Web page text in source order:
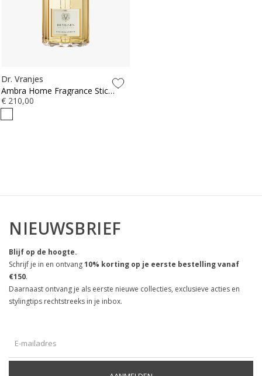
Dr. Vranjes
Ambra Home Fragrance Sticks
1250ml
€ 210,00
NIEUWSBRIEF
Blijf op de hoogte.
Schrijf je in en ontvang10% korting op je eerste bestelling vanaf
€150.
Daarnaast ontvang je als eerste nieuwe collecties, exclusieve acties en
stylingtips rechtstreeks in je inbox.